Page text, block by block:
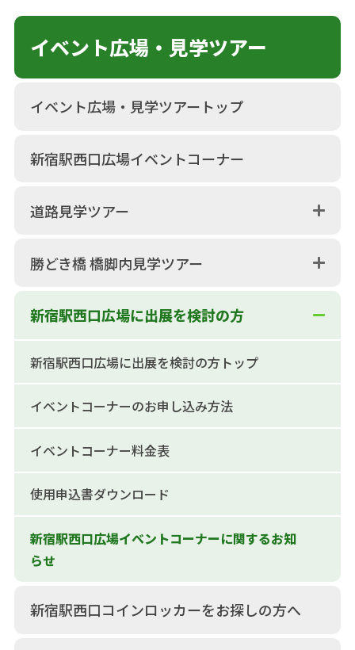
イベント広場・見学ツアー
イベント広場・見学ツアートップ
新宿駅西口広場イベントコーナー
道路見学ツアー
勝どき橋 橋脚内見学ツアー
新宿駅西口広場に出展を検討の方
新宿駅西口広場に出展を検討の方トップ
イベントコーナーのお申し込み方法
イベントコーナー料金表
使用申込書ダウンロード
新宿駅西口広場イベントコーナーに関するお知
らせ
新宿駅西口コインロッカーをお探しの方へ